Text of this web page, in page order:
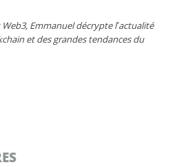
Emmanuel décrypte l’actualité
et des grandes tendances du